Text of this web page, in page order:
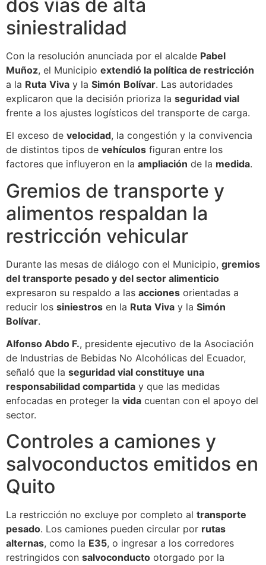
dos vías de alta
siniestralidad
Con la resolución anunciada por el alcalde Pabel
Muñoz, el Municipio extendió la política de restricción
a la Ruta Viva y la Simón Bolívar. Las autoridades
explicaron que la decisión prioriza la seguridad vial
frente a los ajustes logísticos del transporte de carga.
El exceso de velocidad, la congestión y la convivencia
de distintos tipos de vehículos figuran entre los
factores que influyeron en la ampliación de la medida.
Gremios de transporte y
alimentos respaldan la
restricción vehicular
Durante las mesas de diálogo con el Municipio, gremios
del transporte pesado y del sector alimenticio
expresaron su respaldo a las acciones orientadas a
reducir los siniestros en la Ruta Viva y la Simón
Bolívar.
Alfonso Abdo F., presidente ejecutivo de la Asociación
de Industrias de Bebidas No Alcohólicas del Ecuador,
señaló que la seguridad vial constituye una
responsabilidad compartida y que las medidas
enfocadas en proteger la vida cuentan con el apoyo del
sector.
Controles a camiones y
salvoconductos emitidos en
Quito
La restricción no excluye por completo al transporte
pesado. Los camiones pueden circular por rutas
alternas, como la E35, o ingresar a los corredores
restringidos con salvoconducto otorgado por la